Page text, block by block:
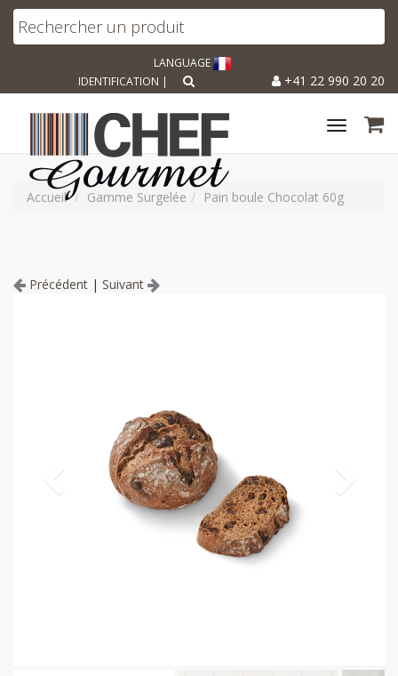
LANGUAGE
+41 22 990 20 20
IDENTIFICATION |
Toggle
Accueil Gamme Surgelée Pain boule Chocolat 60g
Précédent | Suivant